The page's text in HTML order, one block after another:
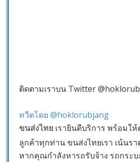
ติดตามเราบน Twitter
ทวีตโดย @hoklorubjang
ขนส่งไทย เรายินดีบริการ พร้อมใ
ลูกค้าทุกท่าน ขนส่งไทยเรา เน้นรา
หากคุณกำลังหารถรับจ้าง รถกระบ